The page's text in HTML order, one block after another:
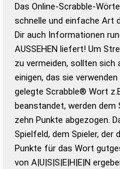
Wortwurzel liefert mit
Wortanalyse-
Wortbedeutung,
Gültigkeit eines Wortes
bestimmen!
Wörterbücher sind:
Das Online-Scrabble-
schnelle und einfache Art
Dir auch Informationen
AUSSEHEN liefert! Um
zu vermeiden, sollten sich
einigen, das sie
gelegte Scrabble® Wort
beanstandet, werden dem
zehn Punkte abgezogen.
Spielfeld, dem Spieler,
Punkte für das Wort
von A|U|S|S|E|H|E|N